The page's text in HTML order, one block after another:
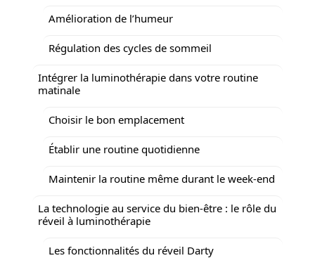
Amélioration de l’humeur
Régulation des cycles de sommeil
Intégrer la luminothérapie dans votre routine
matinale
Choisir le bon emplacement
Établir une routine quotidienne
Maintenir la routine même durant le week-end
La technologie au service du bien-être : le rôle du
réveil à luminothérapie
Les fonctionnalités du réveil Darty